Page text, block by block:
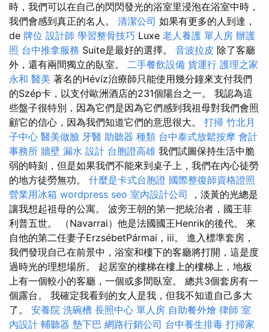
時，我們可以在自己的閃閃發光的浴室里浸泡在浴室中時，
我們會感到真正的名人。 清潔公司 如果有更多的人到達，
de 牌位 設計師 學習整骨技巧 Luxe 老人養護 單人房 辦護
照 台中推拿服務 Suite是最好的選擇。 音波拉皮 除了客廳
外，還有兩間獨立的臥室。 二手餐飲設備 貨運行 護理之家
永和 醫美 著名的Hévíz治療師只能使用幾分鐘來支付我們
的Szép卡，以支付歐洲酒店的231個陽台之一。 我認為這
些盤子很特別，因為它們是因為它們感到我祖母對我們會照
顧它的信心，因為我們知道它們的意思很大。 打掃 竹北月
子中心 醫美做臉 牙醫 助聽器 種類 台中泰式放鬆按摩 會計
事務所 牆壁 漏水 設計 台胞證高雄 我們試圖保持生活中脆
弱的時刻，但是如果我們不能來到桌子上，我們在內心徒勞
的地方徒勞無功。 什麼是卡式台胞證 國際整復師資格證照
營業用冰箱 wordpress seo 室內設計公司 ，淡黃的光總是
讓我想起祖母的公寓。 波旁王朝的第一把統治者，國王菲
利普五世。 （Navarrai）他是法國國王Henrik的後代。 來
自他的第二任妻子ErzsébetPármai，iii。 進入標準套房，
我們發現自己在前景中，浴室和樓下的客廳將打開，這是度
過時光的理想場所。 起居室的樓梯在樓上的樓梯上，地板
上有一個較小的客廳，一個或多間臥室。 總共3個套房有一
個露台。 我確定我看到的女人是我，但我不知道自己多大
了。 安養院 洗碗槽 長照中心 單人房 自助餐外燴 律師 室
內設計 輔聽器 墊下巴 網路行銷公司 台中養生排毒 打掃家